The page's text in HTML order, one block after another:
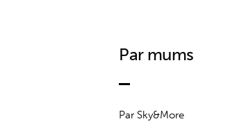
Par mums
Par Sky&More